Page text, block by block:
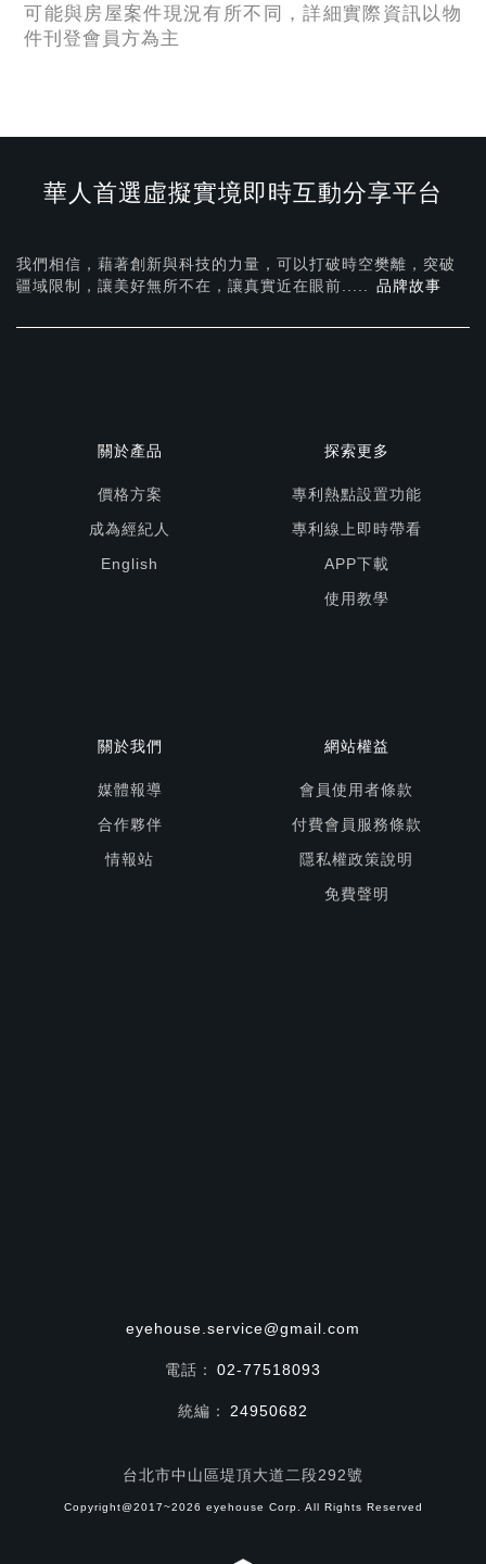
可能與房屋案件現況有所不同，詳細實際資訊以物
件刊登會員方為主
華人首選虛擬實境即時互動分享平台
我們相信，藉著創新與科技的力量，可以打破時空樊離，突破
疆域限制，讓美好無所不在， 讓真實近在眼前..... 品牌故事
關於產品
價格方案
成為經紀人
English
探索更多
專利熱點設置功能
專利線上即時帶看
APP下載
使用教學
關於我們
媒體報導
合作夥伴
情報站
網站權益
會員使用者條款
付費會員服務條款
隱私權政策說明
免費聲明
eyehouse.service@gmail.com
電話： 02-77518093
統編： 24950682
台北市中山區堤頂大道二段292號
Copyright@2017~2026 eyehouse Corp. All Rights Reserved